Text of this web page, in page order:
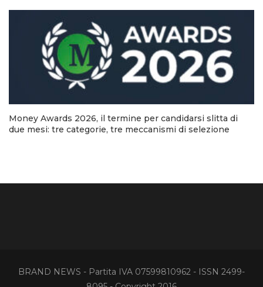
Money Awards 2026, il termine per candidarsi slitta di
due mesi: tre categorie, tre meccanismi di selezione
BRAND NEWS - Partita IVA 07599810962 - ISSN 2499-